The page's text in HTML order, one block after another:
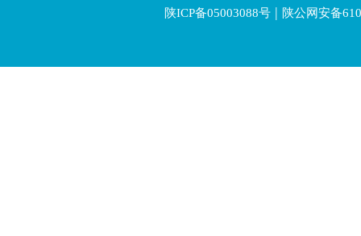
陕ICP备05003088号 | 陕公网安备